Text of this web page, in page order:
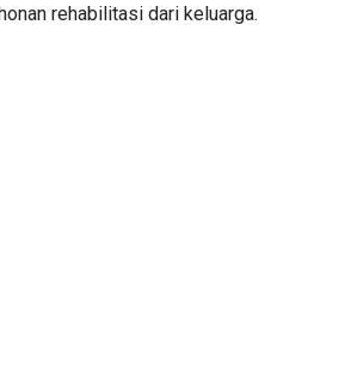
rehabilitasi dari keluarga.